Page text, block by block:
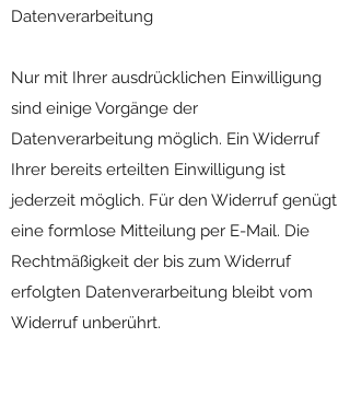
Datenverarbeitung
Nur mit Ihrer ausdrücklichen Einwilligung
sind einige Vorgänge der
Datenverarbeitung möglich. Ein Widerruf
Ihrer bereits erteilten Einwilligung ist
jederzeit möglich. Für den Widerruf genügt
eine formlose Mitteilung per E-Mail. Die
Rechtmäßigkeit der bis zum Widerruf
erfolgten Datenverarbeitung bleibt vom
Widerruf unberührt.